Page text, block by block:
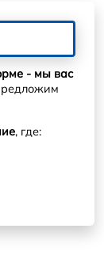
- мы вас
, где: